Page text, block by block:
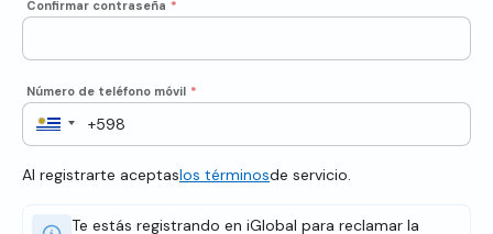
Confirmar contraseña *
Número de teléfono móvil *
Al registrarte aceptaslos términosde servicio.
Te estás registrando en iGlobal para reclamar la